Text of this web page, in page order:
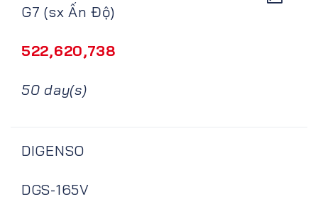
G7 (sx Ấn Độ)
522,620,738
50 day(s)
DIGENSO
DGS-165V